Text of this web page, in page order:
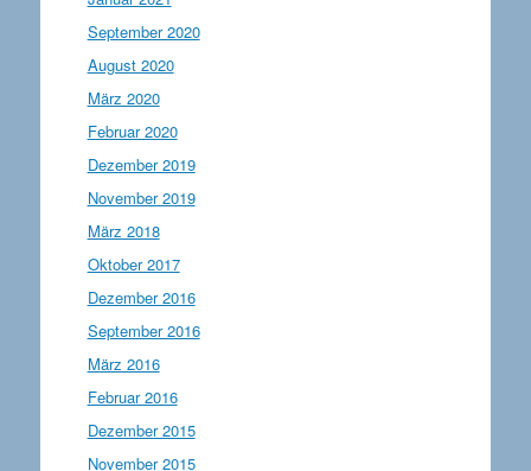
September 2020
August 2020
März 2020
Februar 2020
Dezember 2019
November 2019
März 2018
Oktober 2017
Dezember 2016
September 2016
März 2016
Februar 2016
Dezember 2015
November 2015